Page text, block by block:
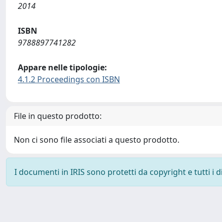
2014
ISBN
9788897741282
Appare nelle tipologie:
4.1.2 Proceedings con ISBN
File in questo prodotto:
Non ci sono file associati a questo prodotto.
I documenti in IRIS sono protetti da copyright e tutti i